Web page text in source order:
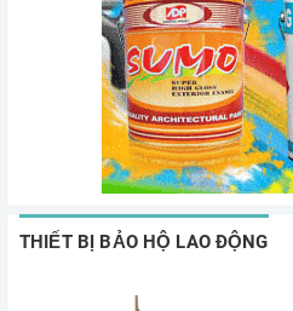
THIẾT BỊ BẢO HỘ LAO ĐỘNG